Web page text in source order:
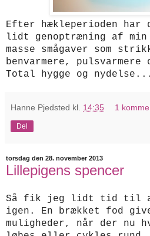
Efter hækleperioden har
lidt genoptræning af
masse smågaver som
benvarmere, pulsvarmere
Total hygge og
Hanne Pjedsted kl. 14:35 1
Del
torsdag den 28. november 2013
Lillepigens spencer
Så fik jeg lidt tid til
igen. En brækket fod
muligheder, når der nu